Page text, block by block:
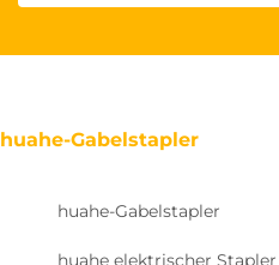
huahe-Gabelstapler
huahe-Gabelstapler
huahe elektrischer Stapler